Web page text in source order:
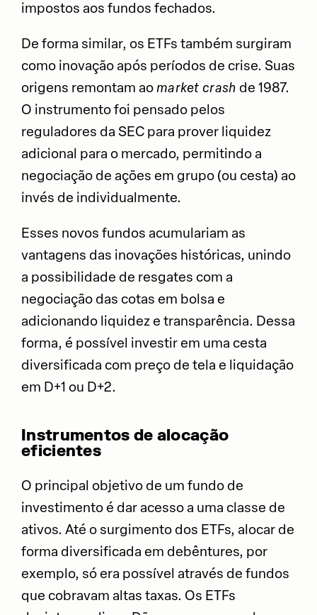
impostos aos fundos fechados.
De forma similar, os ETFs também surgiram
como inovação após períodos de crise. Suas
origens remontam aomarket crash de 1987.
O instrumento foi pensado pelos
reguladores da SEC para prover liquidez
adicional para o mercado, permitindo a
negociação de ações em grupo (ou cesta) ao
invés de individualmente.
Esses novos fundos acumulariam as
vantagens das inovações históricas, unindo
a possibilidade de resgates com a
negociação das cotas em bolsa e
adicionando liquidez e transparência. Dessa
forma, é possível investir em uma cesta
diversificada com preço de tela e liquidação
em D+1 ou D+2.
Instrumentos de alocação
eficientes
O principal objetivo de um fundo de
investimento é dar acesso a uma classe de
ativos. Até o surgimento dos ETFs, alocar de
forma diversificada em debêntures, por
exemplo, só era possível através de fundos
que cobravam altas taxas. Os ETFs